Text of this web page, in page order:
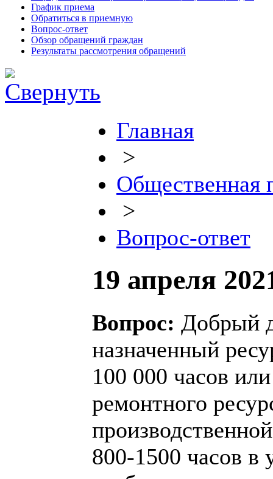
График приема
Обратиться в приемную
Вопрос-ответ
Обзор обращений граждан
Результаты рассмотрения обращений
Главная
>
Общественная
>
Вопрос-ответ
19 апреля
Вопрос: Добрый
назначенный
100 000 часов
ремонтного
800-1500 часов в